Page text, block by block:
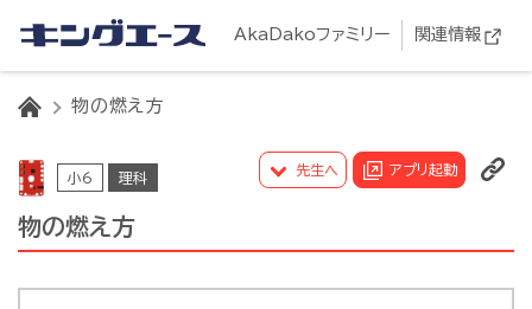
AkaDakoファミリー 関連情報
HOME
物の燃え方
小6 理科
物の燃え方
先生へ アプリ起動